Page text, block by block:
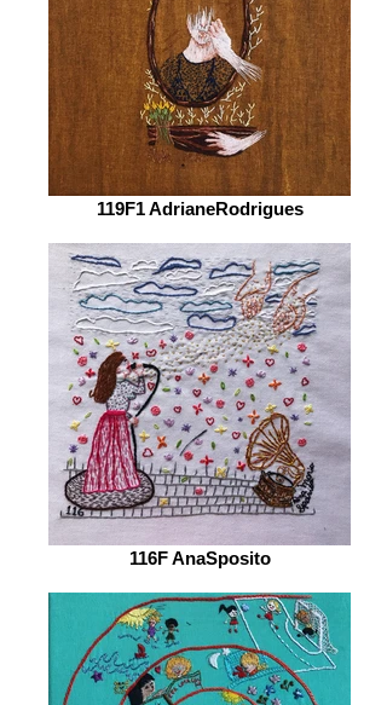
119F1 AdrianeRodrigues
116F AnaSposito